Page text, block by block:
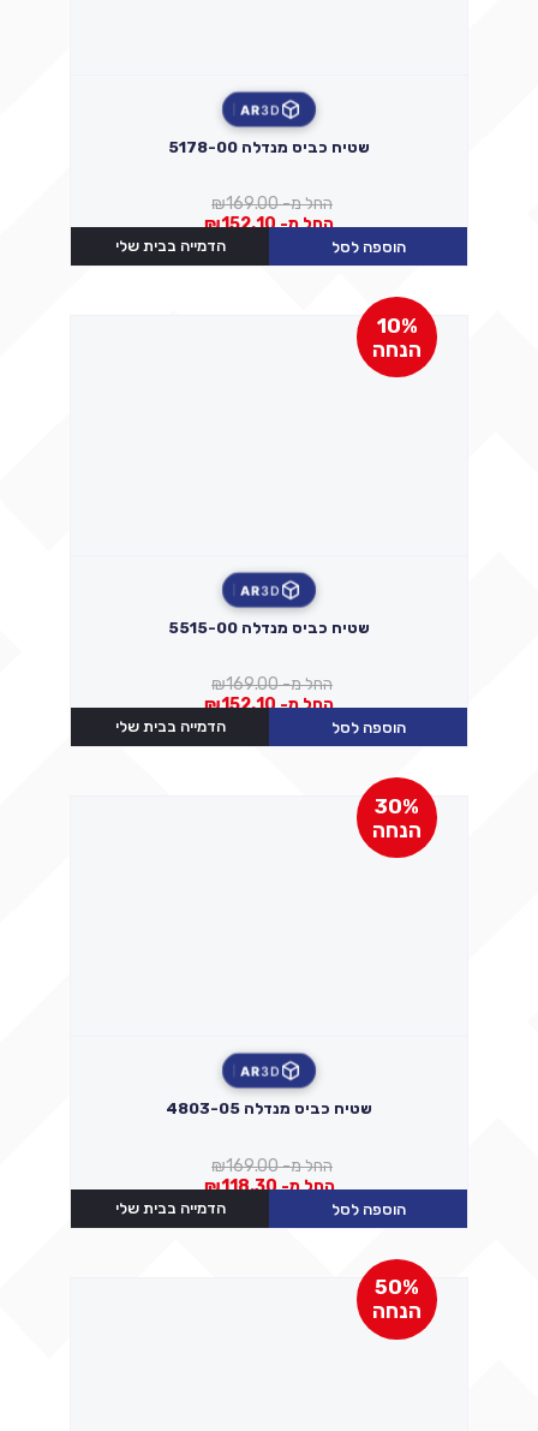
3D
AR
שטיח כביס מנדלה 5178-00
החל מ- ₪169.00
החל מ-
₪152.10
הוספה לסל הדמייה בבית שלי
10%
הנחה
3D
AR
שטיח כביס מנדלה 5515-00
החל מ- ₪169.00
החל מ-
₪152.10
הוספה לסל הדמייה בבית שלי
30%
הנחה
3D
AR
שטיח כביס מנדלה 4803-05
החל מ- ₪169.00
החל מ-
₪118.30
הוספה לסל הדמייה בבית שלי
50%
הנחה